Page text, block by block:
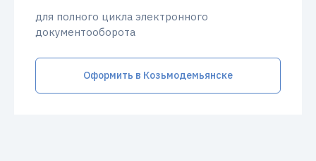
для полного цикла электронного
документооборота
Оформить в Козьмодемьянске